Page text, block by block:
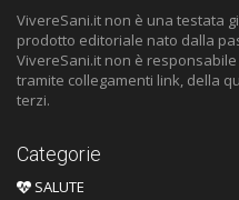
VivereSani.it non è una testata
prodotto editoriale nato dalla
VivereSani.it non è
tramite collegamenti link, della
terzi.
Categorie
SALUTE